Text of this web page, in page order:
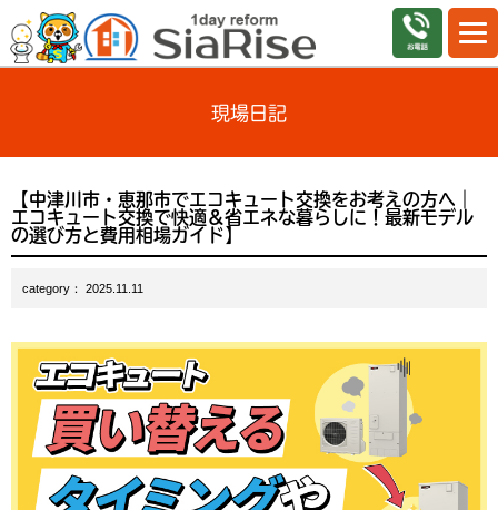
現場日記
【中津川市・恵那市でエコキュート交換をお考えの方へ｜
エコキュート交換で快適＆省エネな暮らしに！最新モデル
の選び方と費用相場ガイド】
category： 2025.11.11